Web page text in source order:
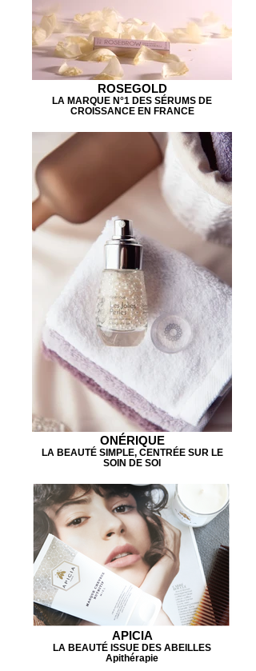
ROSEGOLD
LA MARQUE N°1 DES SÉRUMS DE
CROISSANCE EN FRANCE
ONÉRIQUE
LA BEAUTÉ SIMPLE, CENTRÉE SUR LE
SOIN DE SOI
APICIA
LA BEAUTÉ ISSUE DES ABEILLES
Apithérapie